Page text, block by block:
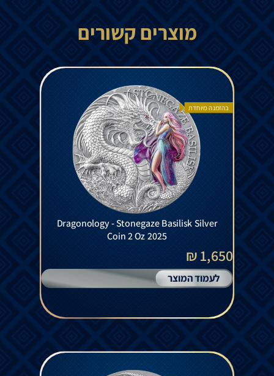
מוצרים קשורים
בהזמנה מיוחדת
Dragonology - Stonegaze Basilisk Silver
Coin 2 Oz 2025
1,650 ₪
לעמוד המוצר